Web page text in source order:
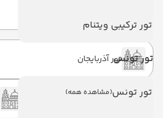
تور ترکیبی ویتنام
تور تونس
تور تونس(مشاهده همه)
تور آذربایجان
تور ترکیه